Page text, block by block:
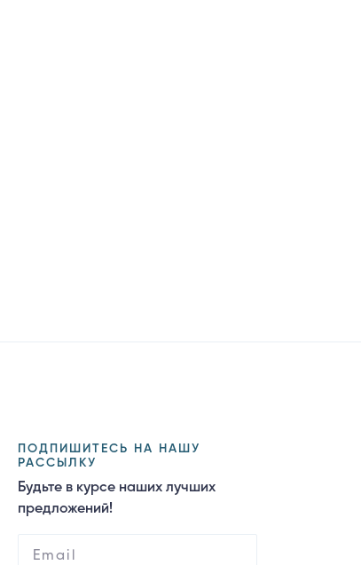
ПОДПИШИТЕСЬ НА НАШУ
РАССЫЛКУ
Будьте в курсе наших лучших
предложений!